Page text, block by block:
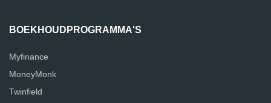
BOEKHOUDPROGRAMMA'S
Myfinance
MoneyMonk
Twinfield